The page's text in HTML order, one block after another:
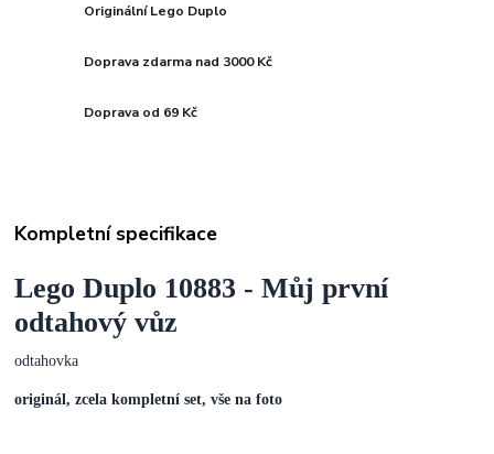
Originální Lego Duplo
Doprava zdarma nad 3000 Kč
Doprava od 69 Kč
Kompletní specifikace
Lego Duplo 10883 - Můj první
odtahový vůz
odtahovka
originál, zcela kompletní set, vše na foto